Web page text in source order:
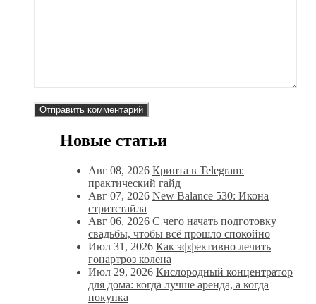
Новые статьи
Авг 08, 2026 Крипта в Telegram:
практический гайд
Авг 07, 2026 New Balance 530: Икона
стритстайла
Авг 06, 2026 С чего начать подготовку
свадьбы, чтобы всё прошло спокойно
Июл 31, 2026 Как эффективно лечить
гонартроз колена
Июл 29, 2026 Кислородный концентратор
для дома: когда лучше аренда, а когда
покупка